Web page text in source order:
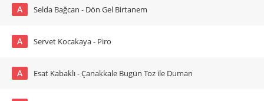
A Selda Bağcan - Dön Gel Birtanem
A Servet Kocakaya - Piro
A Esat Kabaklı - Çanakkale Bugün Toz ile Duman